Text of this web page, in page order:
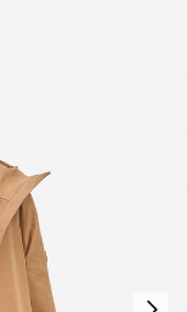
ト！
料
知らせ